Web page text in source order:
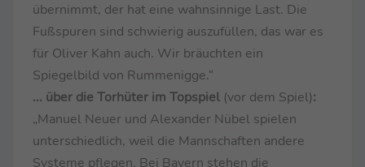
übernimmt, der hat eine wahnsinnige Last. Die
Fußspuren sind schwierig auszufüllen, das war es
für Oliver Kahn auch. Wir bräuchten ein
Spiegelbild von Rummenigge.“
... über die Torhüter im Topspiel (vor dem Spiel):
„Manuel Neuer und Alexander Nübel spielen
unterschiedlich, weil die Mannschaften andere
Systeme pflegen. Bei Bayern stehen die